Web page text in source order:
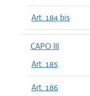
Art. 184 bis
CAPO III
Art. 185
Art. 186